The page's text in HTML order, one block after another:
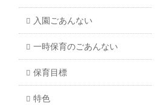
入園ごあんない
一時保育のごあんない
保育目標
特色